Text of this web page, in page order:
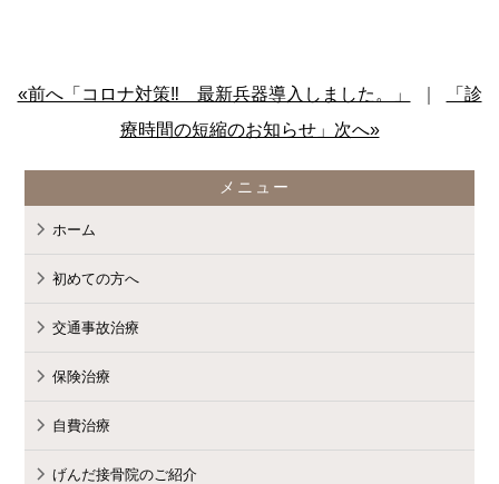
«前へ「コロナ対策‼ 最新兵器導入しました。」
「診
療時間の短縮のお知らせ」次へ»
メニュー
ホーム
初めての方へ
交通事故治療
保険治療
自費治療
げんだ接骨院のご紹介